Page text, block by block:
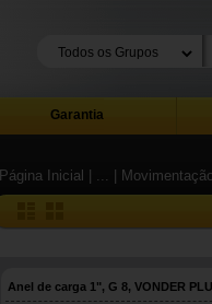
Garantia
Página Inicial | ... |
Anel de carga 1", G 8, VONDER